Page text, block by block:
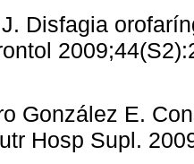
Disfagia
González E.
Hosp Supl.